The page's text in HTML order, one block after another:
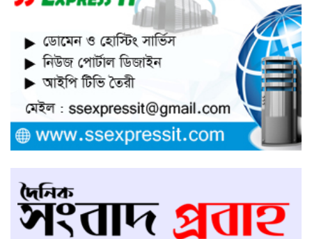
সাভারে নারী উদ্যোক্তার খামার ভাংচুর,
৫ লাখ টাকার ক্ষয়ক্ষতি
উভয়পক্ষের সমঝোতায় ধর্মঘট
প্রত্যাহার করায় সাভারের মুরগীর
বাজার স্বাভাবিক
আশুলিয়ায় চাঁদার টাকা হালাল করতে